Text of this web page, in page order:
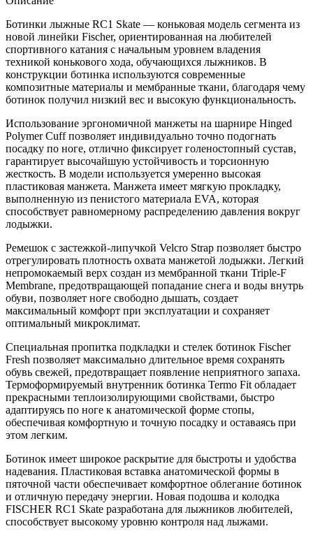
Ботинки лыжные RC1 Skate — коньковая модель сегмента из
новой линейки Fischer, ориентированная на любителей
спортивного катания с начальным уровнем владения
техникой конькового хода, обучающихся лыжников. В
конструкции ботинка используются современные
композитные материалы и мембранные ткани, благодаря чему
ботинок получил низкий вес и высокую функциональность.
Использование эргономичной манжеты на шарнире Hinged
Polymer Cuff позволяет индивидуально точно подогнать
посадку по ноге, отлично фиксирует голеностопный сустав,
гарантирует высочайшую устойчивость и торсионную
жесткость. В модели используется умеренно высокая
пластиковая манжета. Манжета имеет мягкую прокладку,
выполненную из пенистого материала EVA, которая
способствует равномерному распределению давления вокруг
лодыжки.
Ремешок с застежкой-липучкой Velcro Strap позволяет быстро
отрегулировать плотность охвата манжетой лодыжки. Легкий
непромокаемый верх создан из мембранной ткани Triple-F
Membrane, предотвращающей попадание снега и воды внутрь
обуви, позволяет ноге свободно дышать, создает
максимальный комфорт при эксплуатации и сохраняет
оптимальный микроклимат.
Специальная пропитка подкладки и стелек ботинок Fischer
Fresh позволяет максимально длительное время сохранять
обувь свежей, предотвращает появление неприятного запаха.
Термоформируемый внутренник ботинка Termo Fit обладает
прекрасными теплоизолирующими свойствами, быстро
адаптируясь по ноге к анатомической форме стопы,
обеспечивая комфортную и точную посадку и оставаясь при
этом легким.
Ботинок имеет широкое раскрытие для быстроты и удобства
надевания. Пластиковая вставка анатомической формы в
пяточной части обеспечивает комфортное облегание ботинок
и отличную передачу энергии. Новая подошва и колодка
FISCHER RC1 Skate разработана для лыжников любителей,
способствует высокому уровню контроля над лыжами.